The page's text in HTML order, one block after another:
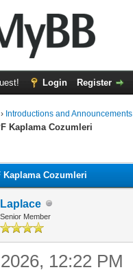
Login Register
› Introductions and Announcements
Kaplama Cozumleri
Kaplama Cozumleri
Laplace
Senior Member
12:22 PM